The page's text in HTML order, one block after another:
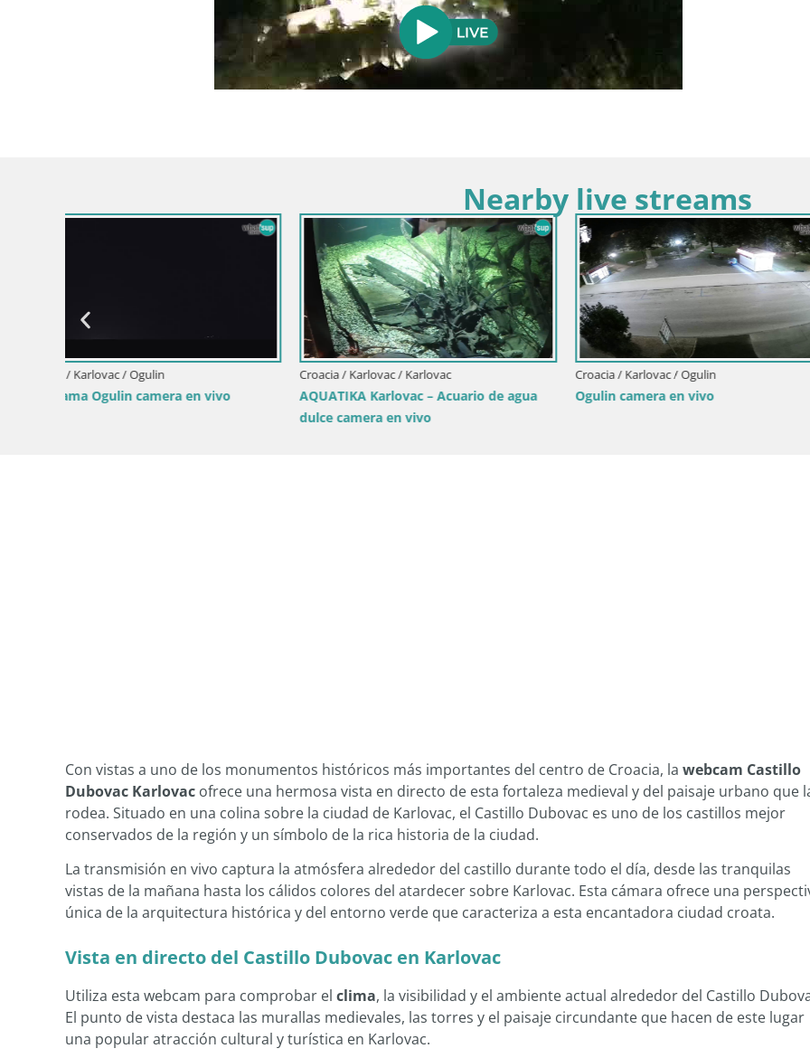
Nearby live streams
Croacia / Karlovac / Ogulin
Ogulin camera en vivo
Croacia / Karlovac / Ogulin
En vivo Ogulin panorama
Croacia / Karlovac / Ogulin
Camero en vivo Ogulin center
Con vistas a uno de los monumentos históricos más importantes del centro de Croacia, la webcam Castillo
Dubovac Karlovac ofrece una hermosa vista en directo de esta fortaleza medieval y del paisaje urbano que
rodea. Situado en una colina sobre la ciudad de Karlovac, el Castillo Dubovac es uno de los castillos mejor
conservados de la región y un símbolo de la rica historia de la ciudad.
La transmisión en vivo captura la atmósfera alrededor del castillo durante todo el día, desde las tranquilas
vistas de la mañana hasta los cálidos colores del atardecer sobre Karlovac. Esta cámara ofrece una
única de la arquitectura histórica y del entorno verde que caracteriza a esta encantadora ciudad croata.
Vista en directo del Castillo Dubovac en Karlovac
Utiliza esta webcam para comprobar el clima, la visibilidad y el ambiente actual alrededor del Castillo
El punto de vista destaca las murallas medievales, las torres y el paisaje circundante que hacen de este lugar
una popular atracción cultural y turística en Karlovac.